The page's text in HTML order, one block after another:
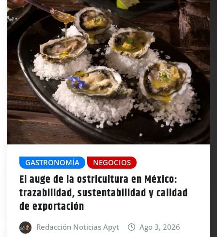
GASTRONOMÍA NEGOCIOS
El auge de la ostricultura en México:
trazabilidad, sustentabilidad y calidad
de exportación
Redacción Noticias Apyt Ago 3, 2026